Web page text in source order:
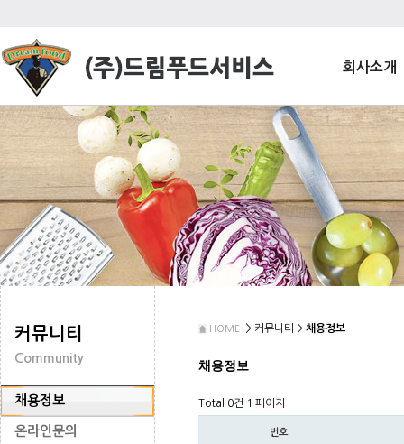
회사소개
커뮤니티
Community
채용정보
온라인문의
HOME > 커뮤니티 > 채용정보
채용정보
Total 0건 1 페이지
번호